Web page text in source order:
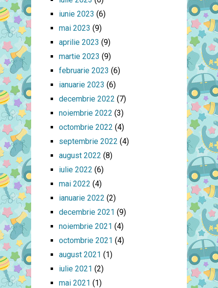
iunie 2023 (6)
mai 2023 (9)
aprilie 2023 (9)
martie 2023 (9)
februarie 2023 (6)
ianuarie 2023 (6)
decembrie 2022 (7)
noiembrie 2022 (3)
octombrie 2022 (4)
septembrie 2022 (4)
august 2022 (8)
iulie 2022 (6)
mai 2022 (4)
ianuarie 2022 (2)
decembrie 2021 (9)
noiembrie 2021 (4)
octombrie 2021 (4)
august 2021 (1)
iulie 2021 (2)
mai 2021 (1)